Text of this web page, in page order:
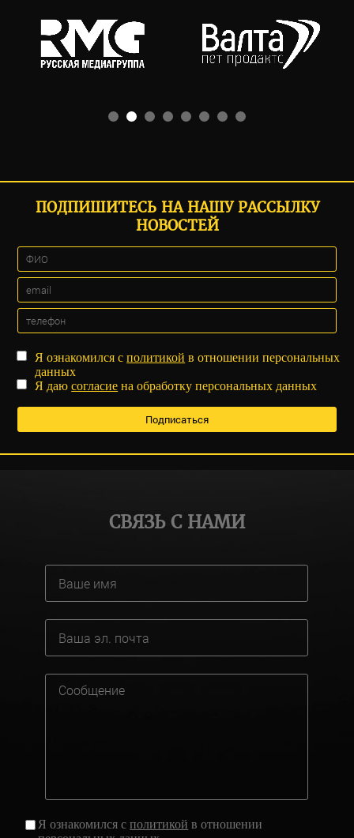
ПОДПИШИТЕСЬ НА НАШУ РАССЫЛКУ
НОВОСТЕЙ
Я ознакомился сполитикой в отношении персональных
данных
Я даюсогласие на обработку персональных данных
СВЯЗЬ С НАМИ
Я ознакомился сполитикой в отношении